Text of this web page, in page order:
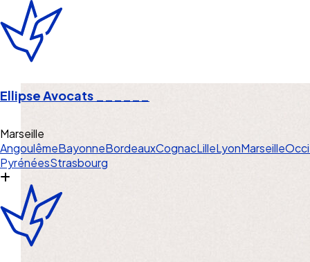
Ellipse Avocats
Marseille
AngoulêmeBayonneBordeauxCognacLilleLyonMarseille
PyrénéesStrasbourg